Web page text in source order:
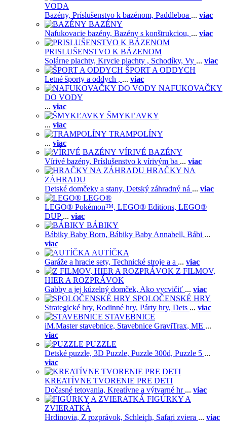
VODA
Bazény, Príslušenstvo k bazénom, Paddleboa ... viac
BAZÉNY
Nafukovacie bazény, Bazény s konštrukciou, ... viac
PRISLUŠENSTVO K BÁZENOM
Solárne plachty, Krycie plachty , Schodíky, Vy ... viac
ŠPORT A ODDYCH
Letné športy a oddych , ... viac
NAFUKOVAČKY
DO VODY
... viac
ŠMYKĽAVKY
... viac
TRAMPOLÍNY
... viac
VÍRIVÉ BAZÉNY
Vírivé bazény, Príslušenstvo k vírivým ba ... viac
HRAČKY NA
ZÁHRADU
Detské domčeky a stany, Detský záhradný ná ... viac
LEGO®
LEGO® Pokémon™, LEGO® Editions, LEGO®
DUP ... viac
BÁBIKY
Bábiky Baby Born, Bábiky Baby Annabell, Bábi ...
viac
AUTÍČKA
Garáže a hracie sety, Technické stroje a a ... viac
Z FILMOV,
HIER A ROZPRÁVOK
Gabby a jej kúzelný domček, Ako vycvičiť ... viac
SPOLOČENSKÉ HRY
Strategické hry, Rodinné hry, Párty hry, Dets ... viac
STAVEBNICE
iM.Master stavebnice, Stavebnice GraviTrax, ME ...
viac
PUZZLE
Detské puzzle, 3D Puzzle, Puzzle 300d, Puzzle 5 ...
viac
KREATÍVNE TVORENIE PRE DETI
Dočasné tetovania, Kreatívne a výtvarné hr ... viac
FIGÚRKY A
ZVIERATKÁ
Hrdinovia, Z rozprávok, Schleich, Safari zviera ... viac